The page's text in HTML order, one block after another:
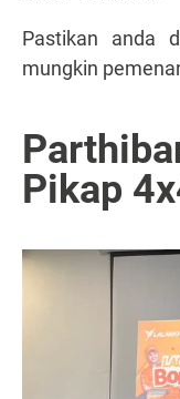
Pastikan anda
mungkin
Pikap